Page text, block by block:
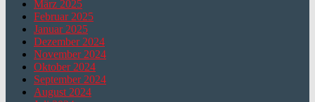
März 2025
Februar 2025
Januar 2025
Dezember 2024
November 2024
Oktober 2024
September 2024
August 2024